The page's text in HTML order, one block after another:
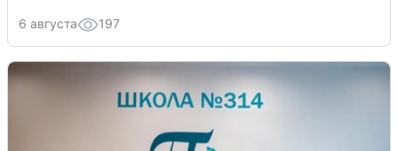
6 августа 197